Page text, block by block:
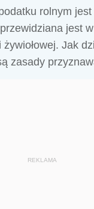
rolnym
jest
Jak
zasady
REKLAMA